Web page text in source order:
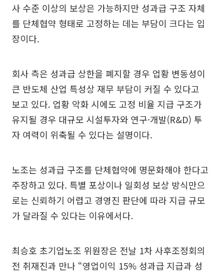
사 수준 이상의 보상은 가능하지만 성과급 구조 자체
를 단체협약 형태로 고정하는 데는 부담이 크다는 입
장이다.
회사 측은 성과급 상한을 폐지할 경우 업황 변동성이
큰 반도체 산업 특성상 재무 부담이 커질 수 있다고
보고 있다. 업황 악화 시에도 고정 비율 지급 구조가
유지될 경우 대규모 시설투자와 연구·개발(R&D) 투
자 여력이 위축될 수 있다는 설명이다.
노조는 성과급 구조를 단체협약에 명문화해야 한다고
주장하고 있다. 특별 포상이나 일회성 보상 방식만으
로는 신뢰하기 어렵고 경영진 판단에 따라 지급 규모
가 달라질 수 있다는 이유에서다.
최승호 초기업노조 위원장은 전날 1차 사후조정회의
전 취재진과 만나 “영업이익 15% 성과급 지급과 성